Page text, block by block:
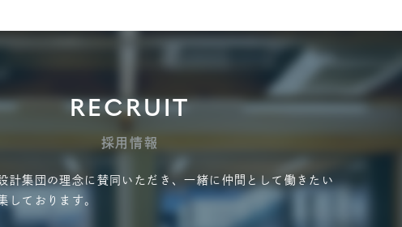
RECRUIT
採用情報
計集団の理念に賛同いただき、一緒に仲間として働きたい
しております。